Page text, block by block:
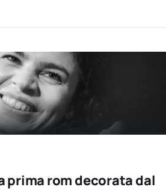
prima rom decorata dal